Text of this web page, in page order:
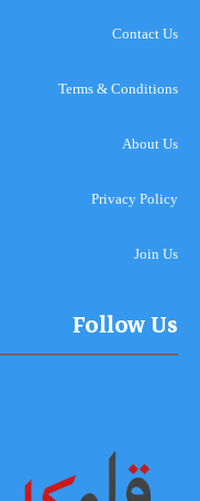
Contact Us
Terms & Conditions
About Us
Privacy Policy
Join Us
Follow Us